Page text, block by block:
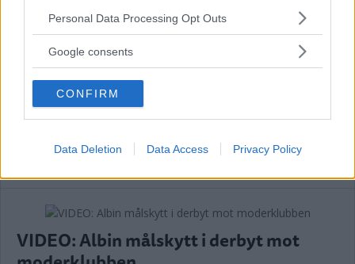
Please note that this website/app uses one or more Google
not limited to your visit or usage behaviour. You may click to
use your data for below specified purposes in below Google
consent section.
Personal Data Processing Opt Outs
Google consents
CONFIRM
Data Deletion Data Access Privacy Policy
Annons:
Lindgren nöjd: "Nödvändigt om vi ska
kriga om seriesegern"
VIDEO: Albin målskytt i derbyt mot